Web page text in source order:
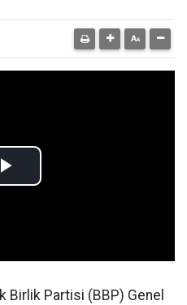
Birlik Partisi (BBP) Genel